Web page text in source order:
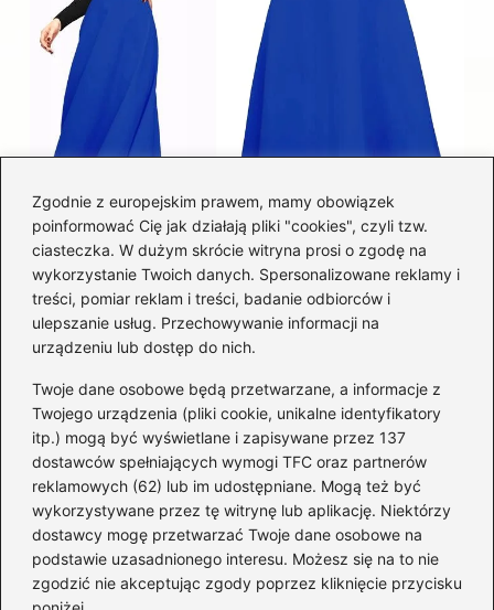
Zgodnie z europejskim prawem, mamy obowiązek
poinformować Cię jak działają pliki "cookies", czyli tzw.
ciasteczka. W dużym skrócie witryna prosi o zgodę na
wykorzystanie Twoich danych. Spersonalizowane reklamy i
treści, pomiar reklam i treści, badanie odbiorców i
ulepszanie usług. Przechowywanie informacji na
urządzeniu lub dostęp do nich.
Twoje dane osobowe będą przetwarzane, a informacje z
Twojego urządzenia (pliki cookie, unikalne identyfikatory
itp.) mogą być wyświetlane i zapisywane przez 137
dostawców spełniających wymogi TFC oraz partnerów
reklamowych (62) lub im udostępniane. Mogą też być
wykorzystywane przez tę witrynę lub aplikację. Niektórzy
dostawcy mogę przetwarzać Twoje dane osobowe na
podstawie uzasadnionego interesu. Możesz się na to nie
zgodzić nie akceptując zgody poprzez kliknięcie przycisku
Łatwy sposób jak skrócić spódnicę z
półkoła w domu
Kategorie
Akcesoria(29)
Buty(221)
Dodatki(59)
Dziecko(100)
Kobieta(39)
Moda(109)
Styl(2)